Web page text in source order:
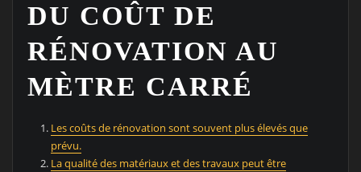
DU COÛT DE
RÉNOVATION AU
MÈTRE CARRÉ
Les coûts de rénovation sont souvent plus élevés que
prévu.
La qualité des matériaux et des travaux peut être